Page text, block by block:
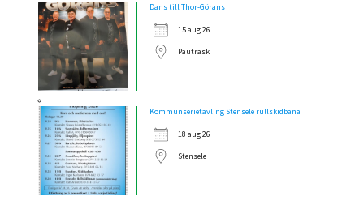
Dans till Thor-Görans
15 aug 26
Pauträsk
Kommunserietävling Stensele rullskidbana
18 aug 26
Stensele